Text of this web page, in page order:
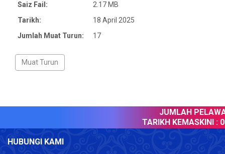
Saiz Fail:
2.17 MB
Tarikh:
18 April 2025
Jumlah Muat Turun:
17
JUMLAH
TARIKH KEMASKINI :
HUBUNGI KAMI